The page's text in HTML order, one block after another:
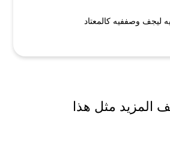
ليجف وصففيه كالمعتاد
المزيد مثل هذا